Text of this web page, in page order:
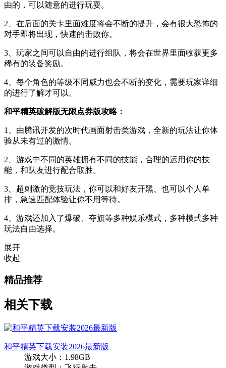
由的，可以随意的进行玩耍。
2、在后面的关卡里面难度将会不断的提升，会有很大恐怖的
对手即将出现，快速的击败你。
3、玩家之间可以自由的进行组队，将会在世界里面收获更多
稀有的装备奖励。
4、每个角色的等级不同威力也会不断的变化，需要玩家详细
的进行了解才可以。
和平精英破解版无限点券版攻略：
1、由腾讯开发的次时代画面射击类游戏，全新的玩法让你体
验从未有过的激情。
2、游戏中不同的英雄拥有不同的技能，合理的运用你的技
能，和队友进行配合取胜。
3、超刺激的竞技玩法，你可以和好友开黑、也可以个人单
排，急速匹配体验让你不用等待。
4、游戏还加入了爆破、夺旗等多种娱乐模式，多种模式多种
玩法自由选择。
展开
收起
精品推荐
相关下载
和平精英下载安装2026最新版
游戏大小：1.98GB